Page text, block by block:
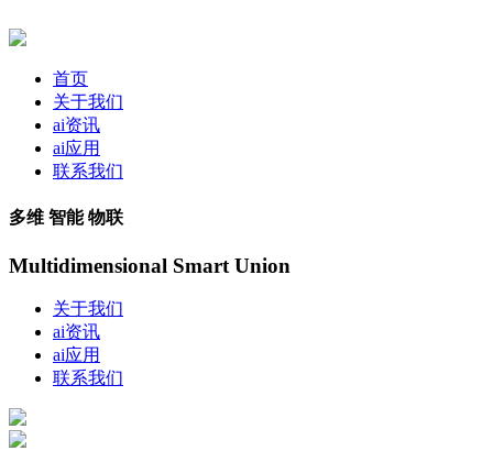
首页
关于我们
ai资讯
ai应用
联系我们
多维 智能 物联
Multidimensional Smart Union
关于我们
ai资讯
ai应用
联系我们